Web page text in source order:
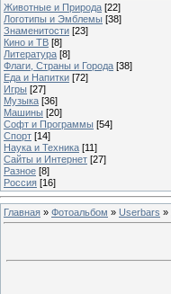
Животные и Природа [22]
Логотипы и Эмблемы [38]
Знаменитости [23]
Кино и ТВ [8]
Литература [8]
Флаги, Страны и Города [38]
Еда и Напитки [72]
Игры [27]
Музыка [36]
Машины [20]
Софт и Программы [54]
Спорт [14]
Наука и Техника [11]
Сайты и Интернет [27]
Разное [8]
Россия [16]
Главная » Фотоальбом » Userbars »